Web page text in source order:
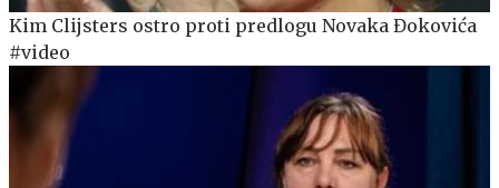
Kim Clijsters ostro proti predlogu Novaka Đokovića
#video